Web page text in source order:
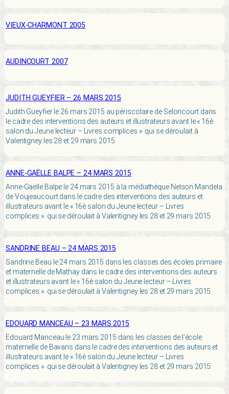
VIEUX-CHARMONT 2005
AUDINCOURT 2007
JUDITH GUEYFIER – 26 MARS 2015
Judith Gueyfier le 26 mars 2015 au périscolaire de Seloncourt dans
le cadre des interventions des auteurs et illustrateurs avant le « 16è
salon du Jeune lecteur – Livres complices » qui se déroulait à
Valentigney les 28 et 29 mars 2015.
ANNE-GAËLLE BALPE – 24 MARS 2015
Anne-Gaëlle Balpe le 24 mars 2015 à la médiathèque Nelson Mandela
de Voujeaucourt dans le cadre des interventions des auteurs et
illustrateurs avant le « 16è salon du Jeune lecteur – Livres
complices » qui se déroulait à Valentigney les 28 et 29 mars 2015.
SANDRINE BEAU – 24 MARS 2015
Sandrine Beau le 24 mars 2015 dans les classes des écoles primaire
et maternelle de Mathay dans le cadre des interventions des auteurs
et illustrateurs avant le « 16è salon du Jeune lecteur – Livres
complices » qui se déroulait à Valentigney les 28 et 29 mars 2015.
EDOUARD MANCEAU – 23 MARS 2015
Edouard Manceau le 23 mars 2015 dans les classes de l’école
maternelle de Bavans dans le cadre des interventions des auteurs et
illustrateurs avant le « 16è salon du Jeune lecteur – Livres
complices » qui se déroulait à Valentigney les 28 et 29 mars 2015.